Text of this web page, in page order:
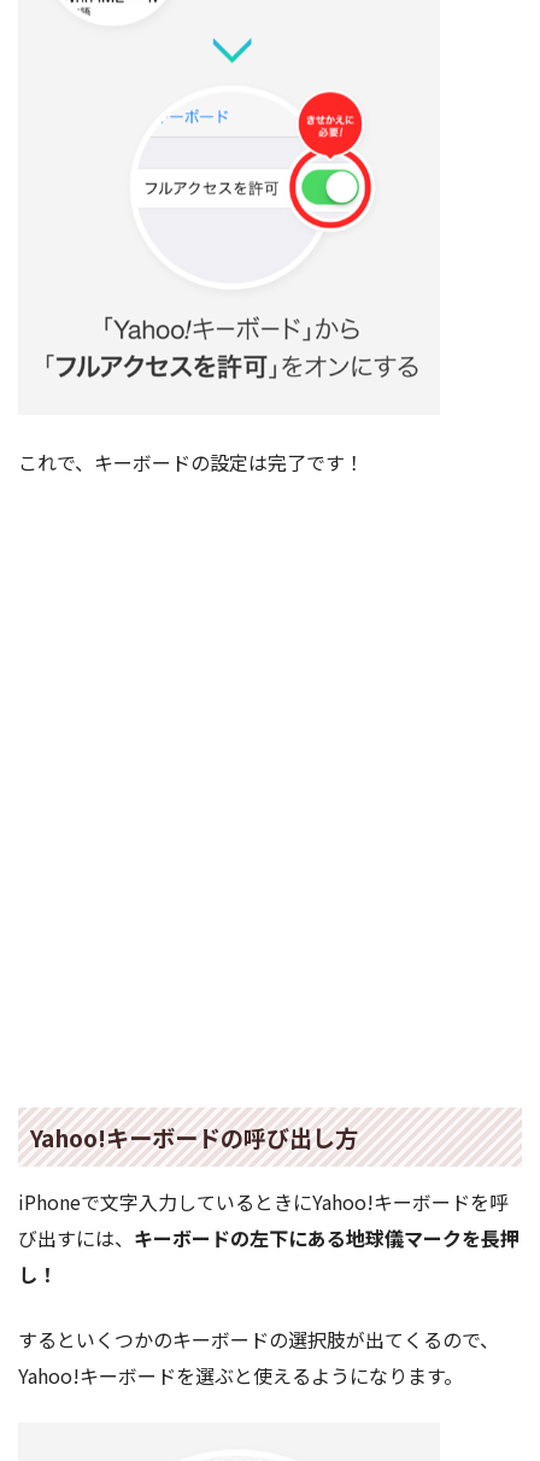
これで、キーボードの設定は完了です！
Yahoo!キーボードの呼び出し方
iPhoneで文字入力しているときにYahoo!キーボードを呼
び出すには、 キーボードの左下にある地球儀マークを長押
し！
するといくつかのキーボードの選択肢が出てくるので、
Yahoo!キーボードを選ぶと使えるようになります。